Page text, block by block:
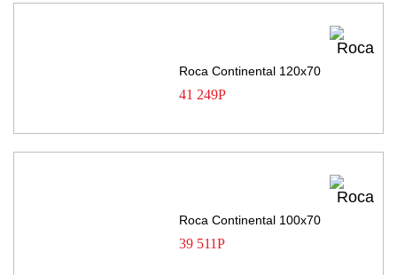
Roca Continental 120х70
41 249Р
Roca Continental 100х70
39 511Р